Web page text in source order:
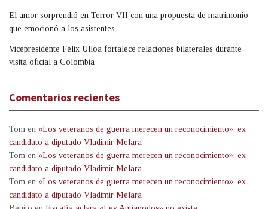
El amor sorprendió en Terror VII con una propuesta de matrimonio
que emocionó a los asistentes
Vicepresidente Félix Ulloa fortalece relaciones bilaterales durante
visita oficial a Colombia
Comentarios recientes
Tom en «Los veteranos de guerra merecen un reconocimiento»: ex
candidato a diputado Vladimir Melara
Tom en «Los veteranos de guerra merecen un reconocimiento»: ex
candidato a diputado Vladimir Melara
Tom en «Los veteranos de guerra merecen un reconocimiento»: ex
candidato a diputado Vladimir Melara